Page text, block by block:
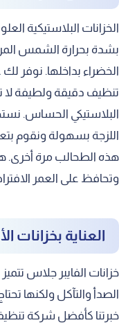
الخزانات البلاستيكية
بشدة بحرارة الشمس
الخضراء بداخلها. نوفر
تنظيف دقيقة ولطيفة
البلاستيكي الحساس.
اللزجة بسهولة ونقوم
هذه الطحالب مرة أخرى.
وتحافظ على العمر
العناية بخزانات
خزانات الفايبر جلاس
الصدأ والتآكل ولكنها
خبرتنا كأفضل شركة